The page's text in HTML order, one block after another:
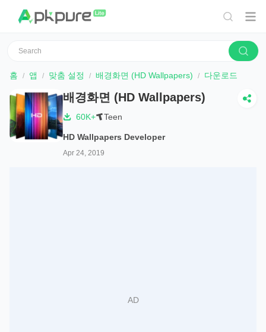
홈 앱 맞춤 설정 배경화면 (HD Wallpapers) 다운로드
배경화면 (HD Wallpapers)
60K+ Teen
HD Wallpapers Developer
Apr 24, 2019